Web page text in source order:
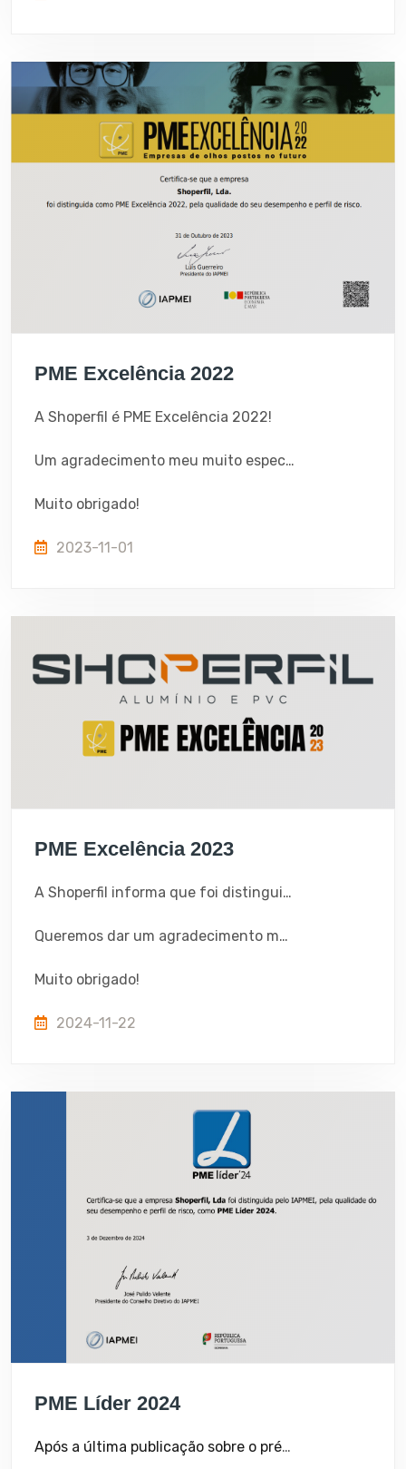
PME Excelência 2022
A Shoperfil é PME Excelência 2022!
Um agradecimento meu muito especial aos nossos colaboradores, fornecedor e claro aos clientes.
Muito obrigado!
2023-11-01
PME Excelência 2023
A Shoperfil informa que foi distinguida pelo IAPMEI como PME Excelência 2023!
Queremos dar um agradecimento muito especial aos nossos colaboradores, fornecedores e claro, aos clientes pela preferência.
Muito obrigado!
2024-11-22
PME Líder 2024
Após a última publicação sobre o prémio PME Excelência 2023 distinguida pelo IAPMEI, a Shoperfil anuncia que este ano foi, mais uma vez, PME Líder 2024. A Shoperfil já conta com 16 prémios PME Líder sendo todos consecutivos desde 2009.